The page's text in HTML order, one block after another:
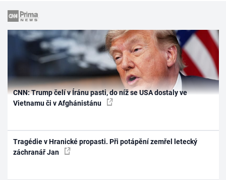
CNN: Trump čelí v Íránu pasti, do níž se USA dostaly ve
Vietnamu či v Afghánistánu
Tragédie v Hranické propasti. Při potápění zemřel letecký
záchranář Jan